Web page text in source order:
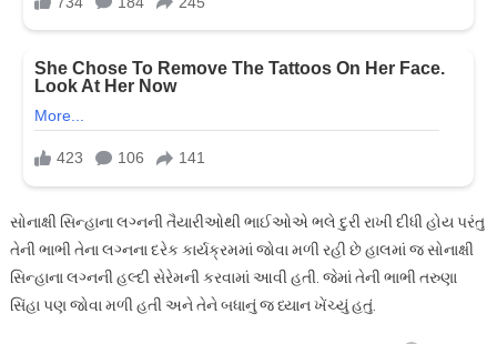
સોનાક્ષી સિન્હાના લગ્નની તૈયારીઓથી ભાઈઓએ ભલે દુરી રાખી દીધી હોય પરંતુ
તેની ભાભી તેના લગ્નના દરેક કાર્યક્રમમાં જોવા મળી રહી છે હાલમાં જ સોનાક્ષી
સિન્હાના લગ્નની હલ્દી સેરેમની કરવામાં આવી હતી. જેમાં તેની ભાભી તરુણા
સિંહા પણ જોવા મળી હતી અને તેને બધાનું જ ધ્યાન ખેંચ્યું હતું.